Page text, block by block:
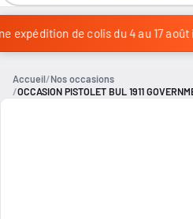
expédition de colis du 4 au 17 août
Accueil Nos occasions
OCCASION PISTOLET BUL 1911